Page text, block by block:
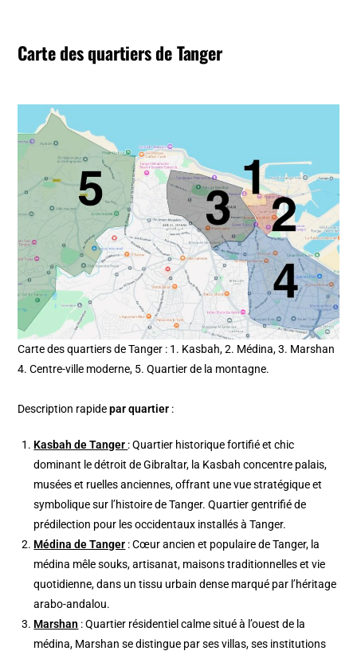
Carte des quartiers de Tanger
Carte des quartiers de Tanger : 1. Kasbah, 2. Médina, 3. Marshan
4. Centre-ville moderne, 5. Quartier de la montagne.
Description rapidepar quartier :
Kasbah de Tanger : Quartier historique fortifié et chic
dominant le détroit de Gibraltar, la Kasbah concentre palais,
musées et ruelles anciennes, offrant une vue stratégique et
symbolique sur l’histoire de Tanger. Quartier gentrifié de
prédilection pour les occidentaux installés à Tanger.
Médina de Tanger : Cœur ancien et populaire de Tanger, la
médina mêle souks, artisanat, maisons traditionnelles et vie
quotidienne, dans un tissu urbain dense marqué par l’héritage
arabo-andalou.
Marshan : Quartier résidentiel calme situé à l’ouest de la
médina, Marshan se distingue par ses villas, ses institutions